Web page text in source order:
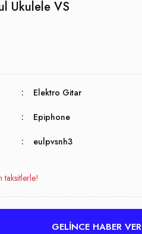
Ukulele VS
Elektro Gitar
Epiphone
eulpvsnh3
GELİNCE HABER VER